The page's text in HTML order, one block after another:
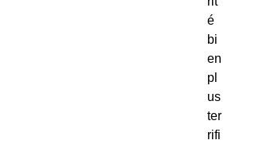
é
bi
en
pl
us
ter
rifi